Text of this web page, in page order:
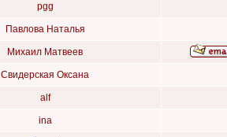
pgg
Павлова Наталья
Михаил Матвеев
Свидерская Оксана
alf
ina